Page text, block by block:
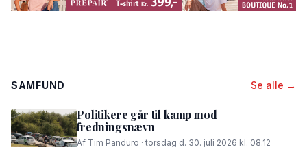
SAMFUND Se alle →
Politikere går til kamp mod
fredningsnævn
Af Tim Panduro · torsdag d. 30. juli 2026 kl. 08.12